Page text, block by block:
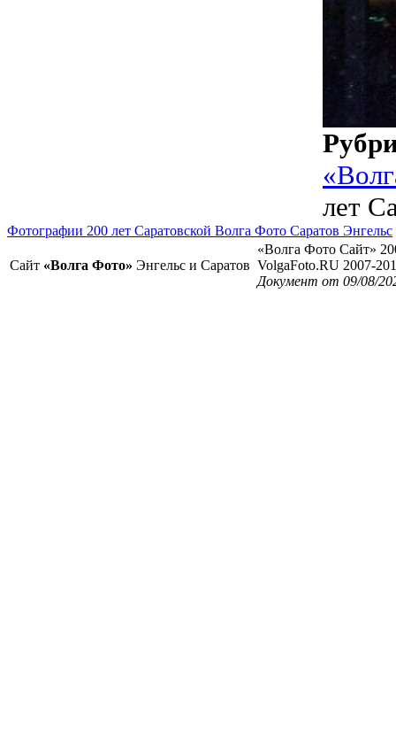
лет
Фотографии 200 лет Саратовской Волга Фото Саратов Энгельс
Сайт «Волга Фото» Энгельс и Саратов
«Волга Фото Сайт»
VolgaFoto.RU 2007-
Документ от 09/08/